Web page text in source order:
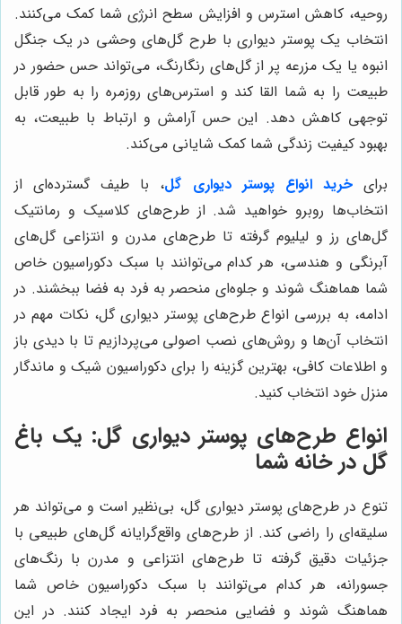
روحیه، کاهش استرس و افزایش سطح انرژی شما کمک می‌کنند.
انتخاب یک پوستر دیواری با طرح گل‌های وحشی در یک جنگل
انبوه یا یک مزرعه پر از گل‌های رنگارنگ، می‌تواند حس حضور در
طبیعت را به شما القا کند و استرس‌های روزمره را به طور قابل
توجهی کاهش دهد. این حس آرامش و ارتباط با طبیعت، به
بهبود کیفیت زندگی شما کمک شایانی می‌کند.
برایخرید انواع پوستر دیواری گل، با طیف گسترده‌ای از
انتخاب‌ها روبرو خواهید شد. از طرح‌های کلاسیک و رمانتیک
گل‌های رز و لیلیوم گرفته تا طرح‌های مدرن و انتزاعی گل‌های
آبرنگی و هندسی، هر کدام می‌توانند با سبک دکوراسیون خاص
شما هماهنگ شوند و جلوه‌ای منحصر به فرد به فضا ببخشند. در
ادامه، به بررسی انواع طرح‌های پوستر دیواری گل، نکات مهم در
انتخاب آن‌ها و روش‌های نصب اصولی می‌پردازیم تا با دیدی باز
و اطلاعات کافی، بهترین گزینه را برای دکوراسیون شیک و ماندگار
منزل خود انتخاب کنید.
انواع طرح‌های پوستر دیواری گل: یک باغ
گل در خانه شما
تنوع در طرح‌های پوستر دیواری گل، بی‌نظیر است و می‌تواند هر
سلیقه‌ای را راضی کند. از طرح‌های واقع‌گرایانه گل‌های طبیعی با
جزئیات دقیق گرفته تا طرح‌های انتزاعی و مدرن با رنگ‌های
جسورانه، هر کدام می‌توانند با سبک دکوراسیون خاص شما
هماهنگ شوند و فضایی منحصر به فرد ایجاد کنند. در این